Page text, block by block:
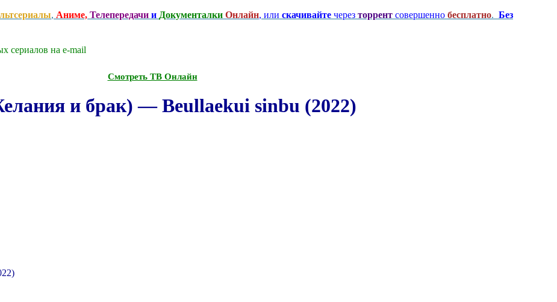
, Аниме, Телепередачи и Документалки Онлайн, или скачивайте через торрент совершенно бесплатно. Без
сериалов на e-mаil
Смотреть ТВ Онлайн
и брак) — Beullaekui sinbu (2022)